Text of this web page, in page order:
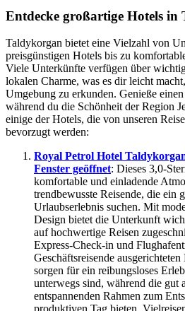
Entdecke großartige Hotels in
Taldykorgan bietet eine Vielzahl von
preisgünstigen Hotels bis zu
Viele Unterkünfte verfügen über
lokalen Charme, was es dir leicht
Umgebung zu erkunden. Genieße
während du die Schönheit der Region
einige der Hotels, die von unseren
bevorzugt werden:
Royal Petrol Hotel
Fenster geöffnet: Dieses 3,0-
komfortable und einladende
trendbewusste Reisende, die ein
Urlaubserlebnis suchen. Mit
Design bietet die Unterkunft
auf hochwertige Reisen
Express-Check-in und
Geschäftsreisende
sorgen für ein reibungsloses
unterwegs sind, während die gut
entspannenden Rahmen zum